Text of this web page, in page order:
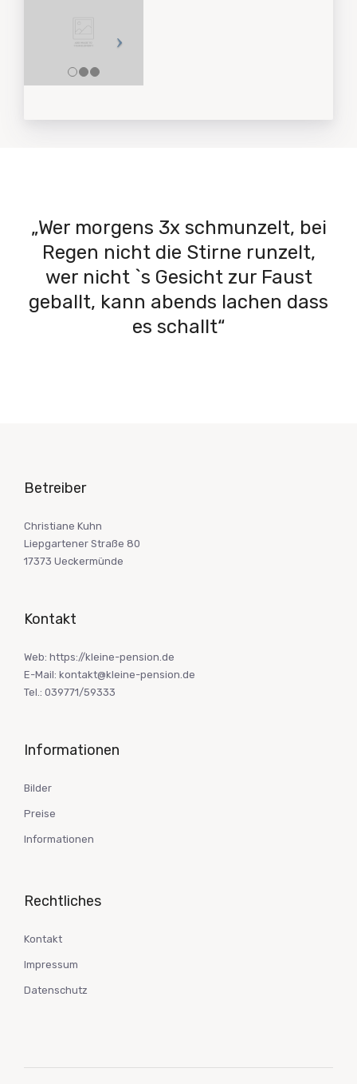
„Wer morgens 3x schmunzelt, bei
Regen nicht die Stirne runzelt,
wer nicht `s Gesicht zur Faust
geballt, kann abends lachen dass
es schallt“
Betreiber
Christiane Kuhn
Liepgartener Straße 80
17373 Ueckermünde
Kontakt
Web: https://kleine-pension.de
E-Mail: kontakt@kleine-pension.de
Tel.: 039771/59333
Informationen
Bilder
Preise
Informationen
Rechtliches
Kontakt
Impressum
Datenschutz